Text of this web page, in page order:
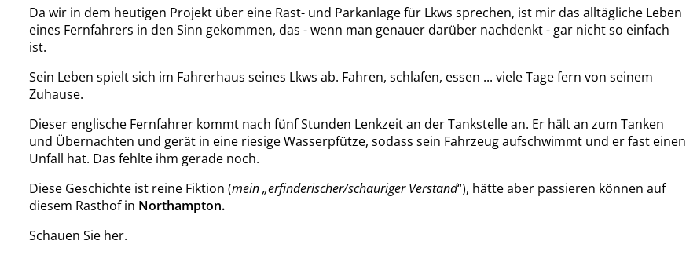
Da wir in dem heutigen Projekt über eine Rast- und Parkanlage für Lkws sprechen, ist mir das alltägliche Leben
eines Fernfahrers in den Sinn gekommen, das - wenn man genauer darüber nachdenkt - gar nicht so einfach
ist.
Sein Leben spielt sich im Fahrerhaus seines Lkws ab. Fahren, schlafen, essen ... viele Tage fern von seinem
Zuhause.
Dieser englische Fernfahrer kommt nach fünf Stunden Lenkzeit an der Tankstelle an. Er hält an zum Tanken
und Übernachten und gerät in eine riesige Wasserpfütze, sodass sein Fahrzeug aufschwimmt und er fast einen
Unfall hat. Das fehlte ihm gerade noch.
Diese Geschichte ist reine Fiktion (mein „erfinderischer/schauriger Verstand“), hätte aber passieren können auf
diesem Rasthof in Northampton.
Schauen Sie her.